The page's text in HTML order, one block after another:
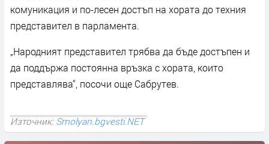
комуникация и по-лесен достъп на хората до техния
представител в парламента.
„Народният представител трябва да бъде достъпен и
да поддържа постоянна връзка с хората, които
представлява“, посочи още Сабрутев.
Източник:Smolyan.bgvesti.NET